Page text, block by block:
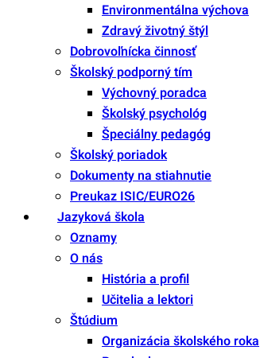
Environmentálna výchova
Zdravý životný štýl
Dobrovoľnícka činnosť
Školský podporný tím
Výchovný poradca
Školský psychológ
Špeciálny pedagóg
Školský poriadok
Dokumenty na stiahnutie
Preukaz ISIC/EURO26
Jazyková škola
Oznamy
O nás
História a profil
Učitelia a lektori
Štúdium
Organizácia školského roka